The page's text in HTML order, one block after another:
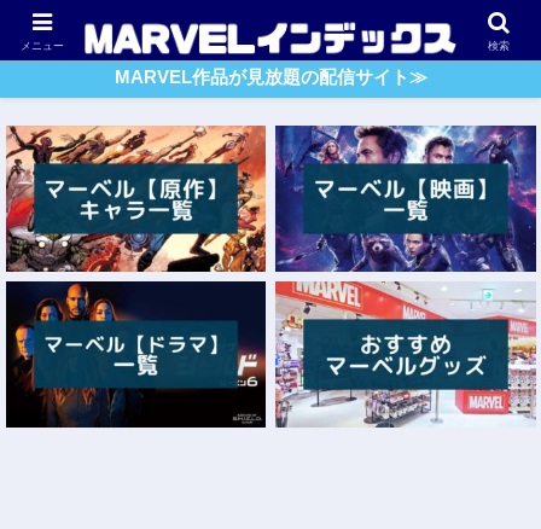
アベンジャーズ スパイダーマン ガーディアンズ・O・G
MARVEL作品が見放題の配信サイト≫
メニュー 検索